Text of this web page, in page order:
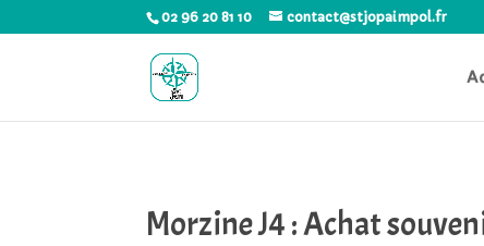
02 96 20 81 10 contact@stjopaimpol.fr
Morzine J4 : Achat